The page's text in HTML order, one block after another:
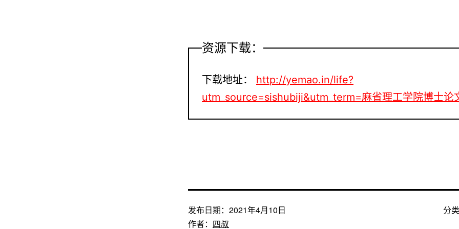
资源下载：
下载地址：
http://yemao.in/life?
utm_source=sishubiji&utm_term=麻省理工学院博士论
发布日期： 2021年4月10日
作者： 四叔
分类